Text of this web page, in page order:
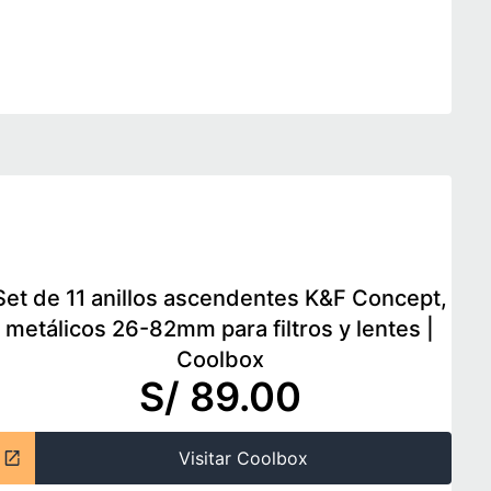
de 11 anillos ascendentes K&F Concept,
metálicos 26-82mm para filtros y lentes
Coolbox
S/ 89.00
Visitar Coolbox